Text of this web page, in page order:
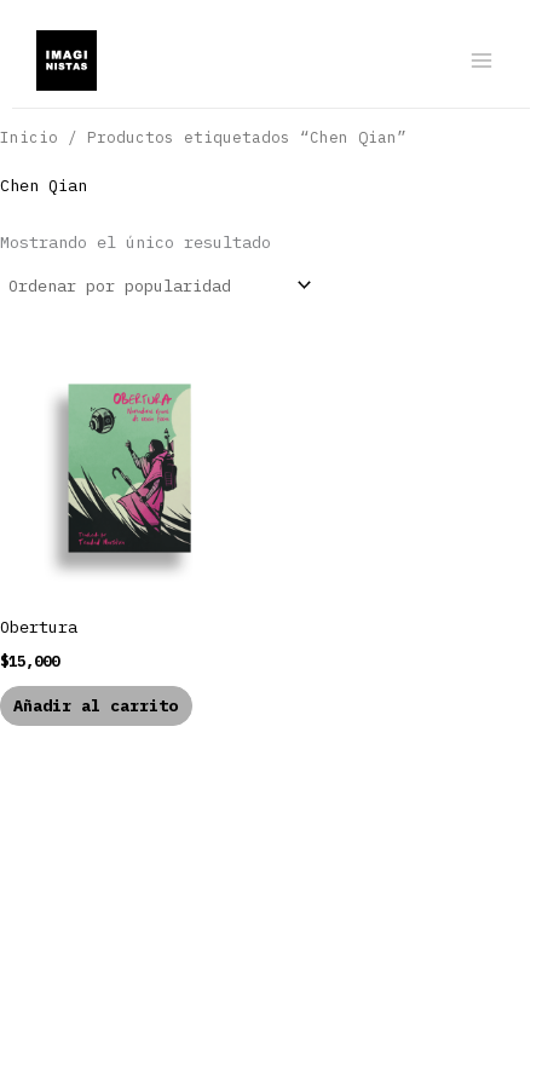
contenido
Inicio / Productos etiquetados “Chen Qian”
Chen Qian
Mostrando el único resultado
Obertura
$15,000
Añadir al carrito